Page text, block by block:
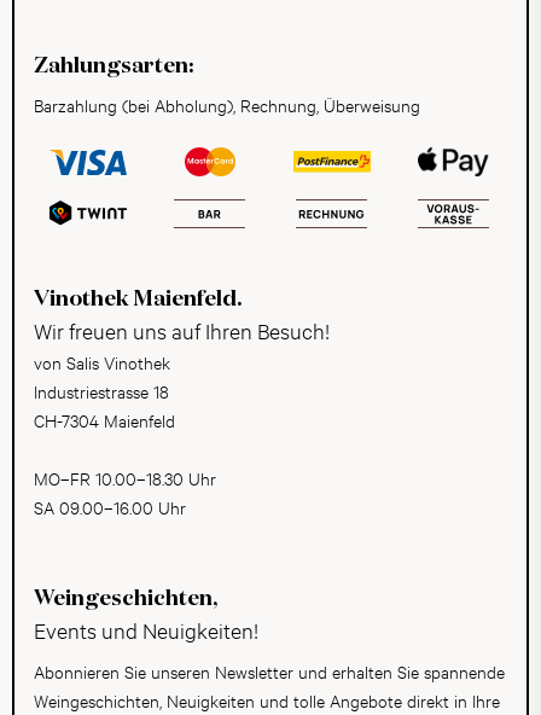
Zahlungsarten:
Barzahlung (bei Abholung), Rechnung, Überweisung
Vinothek Maienfeld.
Wir freuen uns auf Ihren Besuch!
von Salis Vinothek
Industriestrasse 18
CH-7304 Maienfeld
MO–FR 10.00–18.30 Uhr
SA 09.00–16.00 Uhr
Weingeschichten,
Events und Neuigkeiten!
Abonnieren Sie unseren Newsletter und erhalten Sie spannende
Weingeschichten, Neuigkeiten und tolle Angebote direkt in Ihre